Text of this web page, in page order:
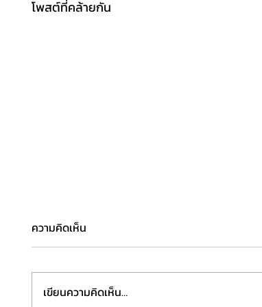
โพสต์ที่คล้ายกัน
ความคิดเห็น
เขียนความคิดเห็น…